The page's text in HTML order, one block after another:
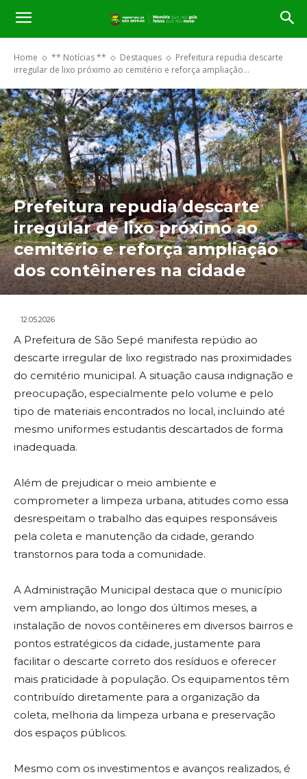
Home ** Notícias ** Destaques
Prefeitura repudia descarte
irregular de lixo próximo ao cemitério e reforça ampliação...
Prefeitura repudia descarte
irregular de lixo próximo ao
cemitério e reforça ampliação
dos contêineres na cidade
12.05.2026
A Prefeitura de São Sepé manifesta repúdio ao
descarte irregular de lixo registrado nas proximidades
do cemitério municipal. A situação causa indignação e
preocupação, especialmente pelo volume e pelo
tipo de materiais encontrados no local, incluindo até
mesmo uniformes estudantis descartados de forma
inadequada.
Além de prejudicar o meio ambiente e
comprometer a limpeza urbana, atitudes como essa
desrespeitam o trabalho das equipes responsáveis
pela coleta e manutenção da cidade, gerando
transtornos para toda a comunidade.
A Administração Municipal destaca que o município
vem ampliando, ao longo dos últimos meses, a
instalação de novos contêineres em diversos bairros e
pontos estratégicos da cidade, justamente para
facilitar o descarte correto dos resíduos e oferecer
mais praticidade à população. Os equipamentos têm
contribuído diretamente para a organização da
coleta, melhoria da limpeza urbana e preservação
dos espaços públicos.
Mesmo com os investimentos e avanços realizados, é